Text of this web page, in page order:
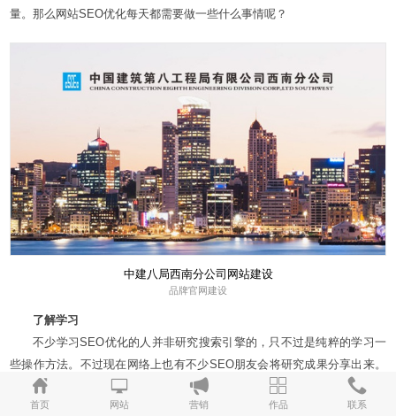
首页 网站 营销 作品 联系
量。那么网站SEO优化每天都需要做一些什么事情呢？
中建八局西南分公司网站建设
品牌官网建设
了解学习
不少学习SEO优化的人并非研究搜索引擎的，只不过是纯粹的学习一
些操作方法。不过现在网络上也有不少SEO朋友会将研究成果分享出来。
我们可以通过学习他们的成果来提升自己，这样才能更好的发挥自己的能
力。搜索引擎的算法是在持续更新的，我们必须要先了解之后才能更好的